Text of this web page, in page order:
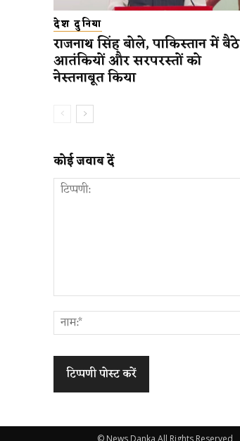
देश दुनिया
राजनाथ सिंह बोले, पाकिस्तान में बैठे
आतंकियों और सरपरस्तों को
नेस्तनाबूत किया
कोई जवाब दें
© News Danka All Rights Reserved